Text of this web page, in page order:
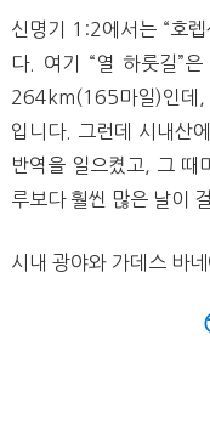
신명기 1:2에서는 “호
다. 여기 “열 하룻길”은
264km(165마일)인데
입니다.
그런데 시내산
반역을 일으켰고
그 때
루보다 훨씬 많은 날이
시내 광야와 가데스 바